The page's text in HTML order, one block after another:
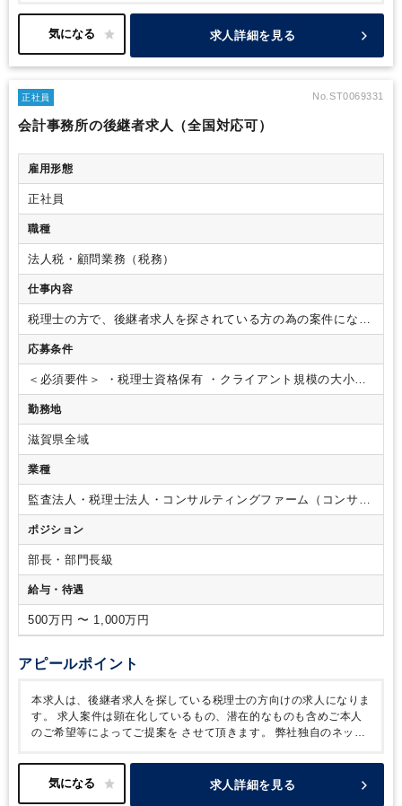
間程度しか発生しないので、ワークライフバランスも良いです。
求人詳細を見る
正社員 No.ST0069331
会計事務所の後継者求人（全国対応可）
雇用形態
正社員
職種
法人税・顧問業務（税務）
仕事内容
税理士の方で、後継者求人を探されている方の為の案件になり
ます。 弊社（ジャスネットコミュニケーションズ）とお取引
のある全国の会計事務所を対象とし、
る案件をご紹介・ご提案させて頂きます。
・税理士業務全般
・法人・個人の顧問先に対する
記帳代行・決算・申
告書作成・巡回監査・税務調査対応
ット案件対応・新規営業活動活動金融機関・既存ク
ライアントからの紹介・新規問合せの対応
ント 詳細な業務内容は各事務所の状況に異なります。 尚、後
継者案件の特長として都市部は少なく、地方都市のご紹介が多
応募条件
＜必須要件＞ ・税理士資格保有 ・クライアント規模の大小に
関わらず、法人・個人ともに税務全般の業務を自己完結できる
こと（記帳代行～決算～申告書作成～巡回監査～税務調査対
応）
＜歓迎＞
勤務地
滋賀県全域
業種
監査法人・税理士法人・コンサルティングファーム（コンサル
ティングファーム・シンクタンク）
ポジション
部長・部門長級
給与・待遇
500万円 〜 1,000万円
アピールポイント
本求人は、後継者求人を探している税理士の方向けの求人になりま
す。
求人案件は顕在化しているもの、潜在的なものも含めご本人
のご希望等によってご提案を させて頂きます。
弊社独自のネット
している会計ソフト開発会社のグループ企業（事業承継コンサルテ
ィング会社）とお取引のある会計事務所 （全体で数千社））から
求人詳細を見る